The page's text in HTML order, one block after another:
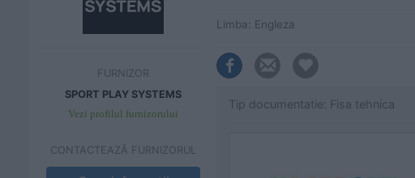
FURNIZOR
SPORT PLAY SYSTEMS
Vezi profilul furnizorului
CONTACTEAZĂ FURNIZORUL
Limba: Engleza
Tip documentatie: Fisa tehnica